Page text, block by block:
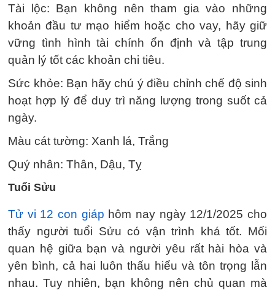
Tài lộc: Bạn không nên tham gia vào những
khoản đầu tư mạo hiểm hoặc cho vay, hãy giữ
vững tình hình tài chính ổn định và tập trung
quản lý tốt các khoản chi tiêu.
Sức khỏe: Bạn hãy chú ý điều chỉnh chế độ sinh
hoạt hợp lý để duy trì năng lượng trong suốt cả
ngày.
Màu cát tường: Xanh lá, Trắng
Quý nhân: Thân, Dậu, Tỵ
Tuổi Sửu
Tử vi 12 con giáp hôm nay ngày 12/1/2025 cho
thấy người tuổi Sửu có vận trình khá tốt. Mối
quan hệ giữa bạn và người yêu rất hài hòa và
yên bình, cả hai luôn thấu hiểu và tôn trọng lẫn
nhau. Tuy nhiên, bạn không nên chủ quan mà